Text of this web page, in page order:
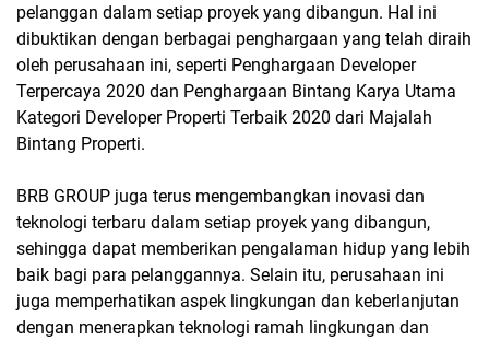
pelanggan dalam setiap proyek yang dibangun. Hal ini
dibuktikan dengan berbagai penghargaan yang telah diraih
oleh perusahaan ini, seperti Penghargaan Developer
Terpercaya 2020 dan Penghargaan Bintang Karya Utama
Kategori Developer Properti Terbaik 2020 dari Majalah
Bintang Properti.
BRB GROUP juga terus mengembangkan inovasi dan
teknologi terbaru dalam setiap proyek yang dibangun,
sehingga dapat memberikan pengalaman hidup yang lebih
baik bagi para pelanggannya. Selain itu, perusahaan ini
juga memperhatikan aspek lingkungan dan keberlanjutan
dengan menerapkan teknologi ramah lingkungan dan